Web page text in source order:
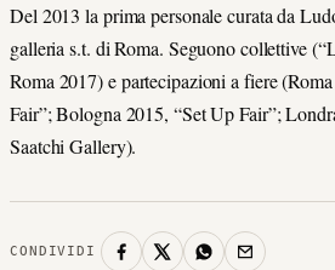
Del 2013 la prima personale curata da
galleria s.t. di Roma. Seguono collettive
Roma 2017) e partecipazioni a fiere
Fair”; Bologna 2015, “Set Up Fair”;
Saatchi Gallery).
CONDIVIDI